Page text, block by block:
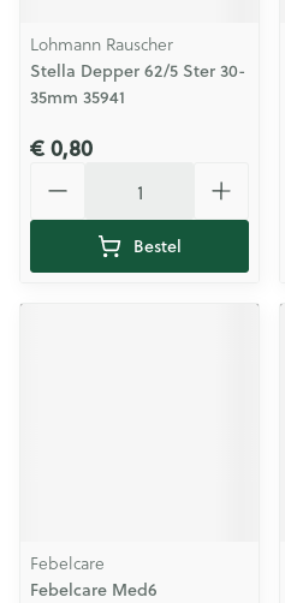
Lohmann Rauscher
Stella Depper 62/5 Ster 30-
35mm 35941
€ 0,80
Bestel
Febelcare
Febelcare Med6